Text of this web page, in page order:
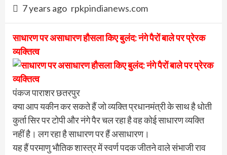
7 years ago rpkpindianews.com
साधारण पर असाधारण हौसला किए बुलंद: नंगे पैरों बाले पर प्रेरक
व्यक्तित्व
पंकज पाराशर छतरपुर
क्या आप यकीन कर सकते हैं जो व्यक्ति प्रधानमंत्री के साथ है धोती
कुर्ता सिर पर टोपी और नंगे पैर चल रहा है वह कोई साधारण व्यक्ति
नहीं है। लग रहा है साधारण पर हैं असाधारण।
यह हैं परमाणु भौतिक शास्त्र में स्वर्ण पदक जीतने वाले संभाजी राव